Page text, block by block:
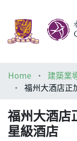
Help
Home
建築業
福州大酒店正
福州大酒店
星級酒店